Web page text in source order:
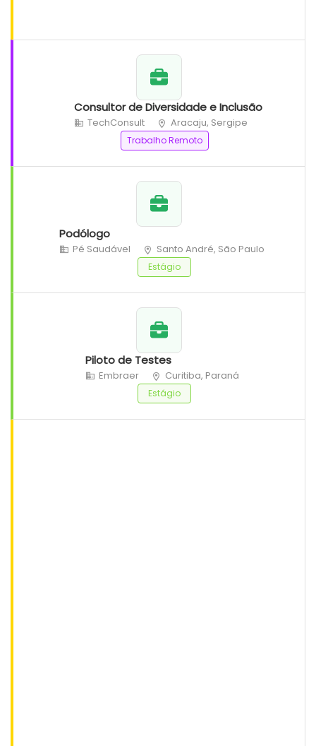
Consultor de Diversidade e Inclusão
TechConsult Aracaju, Sergipe
Trabalho Remoto
Podólogo
Pé Saudável Santo André, São Paulo
Estágio
Piloto de Testes
Embraer Curitiba, Paraná
Estágio